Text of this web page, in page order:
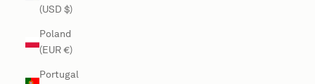
(USD $)
Poland
(EUR €)
Portugal